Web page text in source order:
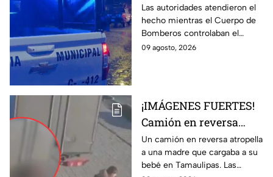
incendian casa en la
colonia León I
Las autoridades atendieron el
hecho mientras el Cuerpo de
Bomberos controlaban el
siniestro.
09 agosto, 2026
¡IMÁGENES FUERTES!
Camión en reversa
ATR0PELLA a madre
que cargaba a su BEBÉ
y les pasa por encima;
Un camión en reversa atropella
a una madre que cargaba a su
bebé en Tamaulipas. Las